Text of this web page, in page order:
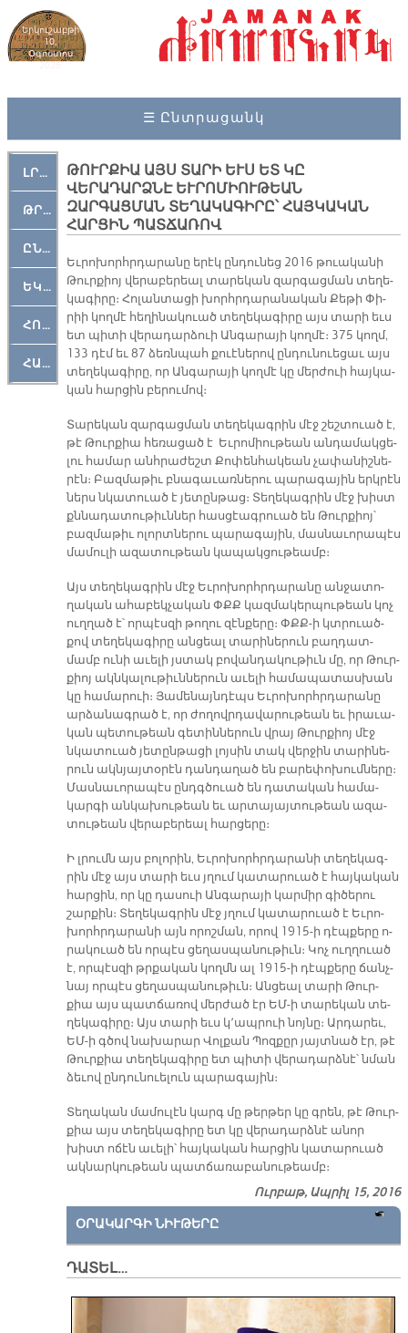
Երկուշաբթի
10,
Օգոստոս
2026
☰ Ընտրացանկ
ԼՐԱՀՈՍ
ԹՐՔԱՀԱՅ ԿԵԱՆՔ
ԸՆԿԵՐԱՄՇԱԿՈՒԹԱՅԻՆ
ԵԿԵՂԵՑԱԿԱՆ
ՀՈԳԵՄՏԱՒՈՐ
ՀԱՐԹԱԿ
ԹՈՒՐՔԻԱ ԱՅՍ ՏԱՐԻ ԵՒՍ ԵՏ ԿԸ
ՎԵՐԱԴԱՐՁՆԷ ԵՒՐՈՄԻՈՒԹԵԱՆ
ԶԱՐԳԱՑՄԱՆ ՏԵՂԱԿԱԳԻՐԸ՝ ՀԱՅԿԱԿԱՆ
ՀԱՐՑԻՆ ՊԱՏՃԱՌՈՎ
Եւ­րո­խորհր­դա­րա­նը ե­րէկ ըն­դու­նեց 2016 թուա­կա­նի
Թուր­քիոյ վե­րա­բե­րեալ տա­րե­կան զար­գաց­ման տե­ղե­
կա­գի­րը։ Հո­լան­տա­ցի խորհր­դա­րա­նա­կան Քե­թի Փի­
րիի կող­մէ հե­ղի­նա­կուած տե­ղե­կա­գի­րը այս տա­րի եւս
ետ պի­տի վե­րա­դար­ձուի Ան­գա­րա­յի կող­մէ։ 375 կողմ,
133 դէմ եւ 87 ձեռն­պահ քուէ­նե­րով ըն­դու­նուե­ցաւ այս
տե­ղե­կա­գի­րը, որ Ան­գա­րա­յի կող­մէ կը մեր­ժուի հայ­կա­
կան հար­ցին բե­րու­մով։
Տա­րե­կան զար­գաց­ման տե­ղե­կագ­րին մէջ շեշ­տուած է,
թէ Թուր­քիա հե­ռա­ցած է Եւ­րո­միու­թեան ան­դա­մակ­ցե­
լու հա­մար անհ­րա­ժեշտ Քո­փեն­հա­կեան չա­փա­նիշ­նե­
րէն։ Բազ­մա­թիւ բնա­գա­ւառ­նե­րու պա­րա­գա­յին երկ­րէն
ներս նկա­տուած է յե­տըն­թաց։ Տե­ղե­կագ­րին մէջ խիստ
քննա­դա­տու­թիւն­ներ հաս­ցէագ­րուած են Թուր­քիոյ՝
բազ­մա­թիւ ո­լորտ­նե­րու պա­րա­գա­յին, մաս­նա­ւո­րա­պէս
մա­մու­լի ա­զա­տու­թեան կա­պակ­ցու­թեամբ։
Այս տե­ղե­կագ­րին մէջ Եւ­րո­խորհր­դա­րա­նը ան­ջա­տո­
ղա­կան ա­հա­բեկ­չա­կան ՓՔՔ կազ­մա­կեր­պու­թեան կոչ
ուղ­ղած է՝ որ­պէս­զի թո­ղու զէն­քե­րը։ ՓՔՔ­-ի կտրուած­
քով տե­ղե­կա­գի­րը ան­ցեալ տա­րի­նե­րուն բաղ­դատ­
մամբ ու­նի ա­ւե­լի յստակ բո­վան­դա­կու­թիւն մը, որ Թուր­
քիոյ ակն­կա­լու­թիւն­նե­րուն ա­ւե­լի հա­մա­պա­տաս­խան
կը հա­մա­րուի։ Յա­մե­նայն­դէպս Եւ­րո­խորհր­դա­րա­նը
ար­ձա­նագ­րած է, որ ժո­ղովր­դա­վա­րու­թեան եւ ի­րա­ւա­
կան պե­տու­թեան գե­տին­նե­րուն վրայ Թուր­քիոյ մէջ
նկա­տուած յե­տըն­թա­ցի լոյ­սին տակ վեր­ջին տա­րի­նե­
րուն ակն­յայ­տօ­րէն դան­դա­ղած են բա­րե­փո­խում­նե­րը։
Մաս­նա­ւո­րա­պէս ընդգ­ծուած են դա­տա­կան հա­մա­
կար­գի ան­կա­խու­թեան եւ ար­տա­յայ­տու­թեան ա­զա­
տու­թեան վե­րա­բե­րեալ հար­ցե­րը։
Ի լրումն այս բո­լո­րին, Եւ­րո­խորհր­դա­րա­նի տե­ղե­կագ­
րին մէջ այս տա­րի եւս յղում կա­տա­րուած է հայ­կա­կան
հար­ցին, որ կը դա­սուի Ան­գա­րա­յի կար­միր գի­ծե­րու
շար­քին։ Տե­ղե­կագ­րին մէջ յղում կա­տա­րուած է Եւ­րո­
խորհր­դա­րա­նի այն ո­րոշ­ման, ո­րով 1915-ի դէպ­քե­րը ո­
րա­կուած են որ­պէս ցե­ղաս­պա­նու­թիւն։ Կոչ ուղ­ղուած
է, որ­պէս­զի թրքա­կան կողմն ալ 1915-ի դէպ­քե­րը ճանչ­
նայ որ­պէս ցե­ղաս­պա­նու­թիւն։ Ան­ցեալ տա­րի Թուր­
քիա այս պատ­ճա­ռով մեր­ժած էր ԵՄ-ի տա­րե­կան տե­
ղե­կա­գի­րը։ Այս տա­րի եւս կ՚ապ­րուի նոյ­նը։ Ար­դա­րեւ,
ԵՄ-ի գծով նա­խա­րար Վոլ­քան Պոզ­քըր յայտ­նած էր, թէ
Թուր­քիա տե­ղե­կա­գի­րը ետ պի­տի վե­րա­դարձ­նէ՝ նման
ձե­ւով ըն­դու­նուե­լուն պա­րա­գա­յին։
Տե­ղա­կան մա­մու­լէն կարգ մը թեր­թեր կը գրեն, թէ Թուր­
քիա այս տե­ղե­կա­գի­րը ետ կը վե­րա­դարձ­նէ ա­նոր
խիստ ո­ճէն ա­ւե­լի՝ հայ­կա­կան հար­ցին կա­տա­րուած
ակ­նար­կու­թեան պատ­ճա­ռա­բա­նու­թեամբ։
Ուրբաթ, Ապրիլ 15, 2016
ՕՐԱԿԱՐԳԻ ՆԻՒԹԵՐԸ
ԴԱՏԵԼ…